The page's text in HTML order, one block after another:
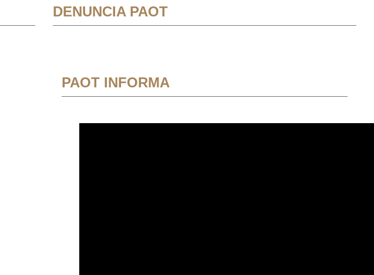
DENUNCIA PAOT
PAOT INFORMA